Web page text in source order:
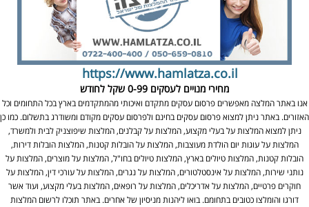
https://www.hamlatza.co.il
מחירי מנויים לעסקים 0-99 שקל לחודש
אנו באתר המלצה מאפשרים פרסום עסקים מתקדם ואיכותי מהמתקדמים בארץ בכל התחומים וכל
האזורים. באתר ניתן למצוא פרסום עסקים בחינם ולפרסום עסקים מקודם ומשודרג בתשלום. כמו כן
ניתן למצוא המלצות על בעלי מקצוע, המלצות על קבלנים, המלצות שיפוצניק לבית ולמשרד,
המלצות על עוגות יום הולדת מעוצבות, המלצות על הובלות קטנות, המלצות הובלות דירות,
הובלות קטנות, המלצות טיולים בארץ, המלצות טיולים בחו"ל, המלצות על מוצרים, המלצות על
נותני שירות, המלצות על אינסטלטורים, המלצות על נגרים, המלצות על עורכי דין, המלצות על
חוקרים פרטיים, המלצות על אדריכלים, המלצות על רופאים, המלצות בעלי מקצוע, ועוד אשר
דורגו והומלצו כטובים בתחומם. בואו ליהנות מניסיון של אחרים. באתר תוכלו לרשום המלצות